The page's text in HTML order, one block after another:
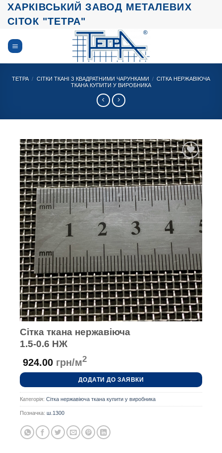
Skip
content
ХАРКІВСЬКИЙ ЗАВОД МЕТАЛЕВИХ
СІТОК "ТЕТРА"
ТЕТРА / СІТКИ ТКАНІ З КВАДРАТНИМИ ЧАРУНКАМИ / СІТКА НЕРЖАВІЮЧА
ТКАНА КУПИТИ У ВИРОБНИКА
Сітка ткана нержавіюча
1.5-0.6 НЖ
924.00 грн/м2
ДОДАТИ ДО ЗАЯВКИ
Категорія: Сітка нержавіюча ткана купити у виробника
Позначка: ш.1300